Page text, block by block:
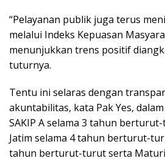
“Pelayanan publik juga terus
melalui Indeks Kepuasan
menunjukkan trens positif
tuturnya.
Tentu ini selaras dengan
akuntabilitas, kata Pak Yes,
SAKIP A selama 3 tahun
Jatim selama 4 tahun berturut-
tahun berturut-turut serta